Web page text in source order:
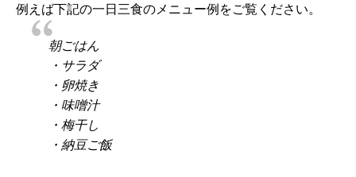
例えば下記の一日三食のメニュー例をご覧ください。
朝ごはん
・サラダ
・卵焼き
・味噌汁
・梅干し
・納豆ご飯